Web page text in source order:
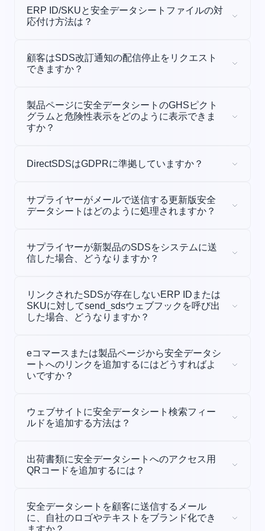
新規改訂版
更新サブスクリプション
ベストプラクティス：
ERP ID/SKUと安全データシートファイルの対
応付け方法は？
顧客はSDS改訂通知の配信停止をリクエスト
できますか？
製品ページに安全データシートのGHSピクト
グラムと危険性表示をどのように表示できま
すか？
一括XLSエクスポート
DirectSDSはGDPRに準拠していますか？
サプライヤーがメールで送信する更新版安全
データシートはどのように処理されますか？
SDS Managerの受信メールアドレス
SDSが既存文書の新しいバージョンである場合、
新規SDSの場合は、手動またはAPI経由で正しい
SKU/ERP IDを割り当てられます。
サプライヤーが新製品のSDSをシステムに送
信した場合、どうなりますか？
リンクされたSDSが存在しないERP IDまたは
SKUに対してsend_sdsウェブフックを呼び出
した場合、どうなりますか？
eコマースまたは製品ページから安全データシ
ートへのリンクを追加するにはどうすればよ
いですか？
ウェブサイトに安全データシート検索フィー
ルドを追加する方法は？
出荷書類に安全データシートへのアクセス用
QRコードを追加するには？
安全データシートを顧客に送信するメール
に、自社のロゴやテキストをブランド化でき